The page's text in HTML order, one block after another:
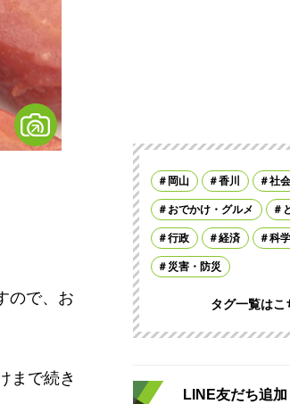
ので、お
まで続き
岡山 香川 社会
おでかけ・グルメ
行政 経済 科
災害・防災
タグ一覧はこ
LINE友だち追加